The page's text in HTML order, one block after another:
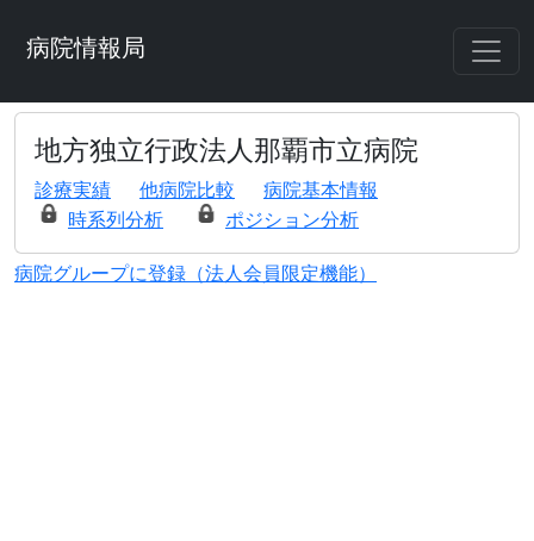
病院情報局
地方独立行政法人那覇市立病院
診療実績 他病院比較
病院基本情報
時系列分析
ポジション分析
病院グループに登録（法人会員限定機能）